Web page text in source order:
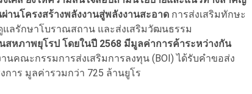
นโครงสร้างพลังงานสู่พลังงานสะอาด การส่งเสริมทักษะ
ลรักษาโบราณสถาน และส่งเสริมวัฒนธรรม
สหภาพยุโรป โดยในปี 2568 มีมูลค่าการค้าระหว่างกัน
นคณะกรรมการส่งเสริมการลงทุน (BOI) ได้รับคำขอส่ง
การ มูลค่ารวมกว่า 725 ล้านยูโร